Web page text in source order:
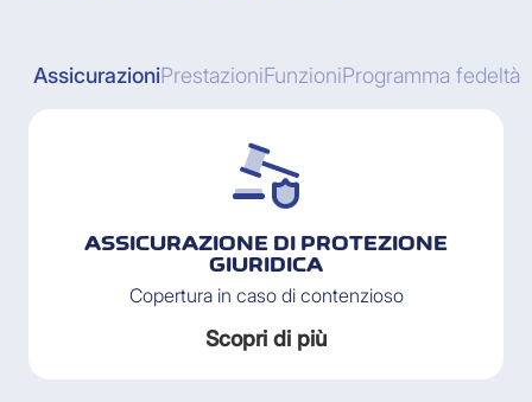
AssicurazioniPrestazioniFunzioniProgramma fedeltà
ASSICURAZIONE DI PROTEZIONE
GIURIDICA
Copertura in caso di contenzioso
Scopri di più